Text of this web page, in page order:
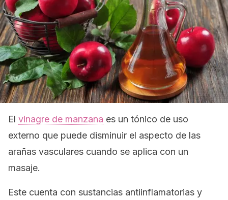
El vinagre de manzana es un tónico de uso
externo que puede disminuir el aspecto de las
arañas vasculares cuando se aplica con un
masaje.
Este cuenta con sustancias antiinflamatorias y